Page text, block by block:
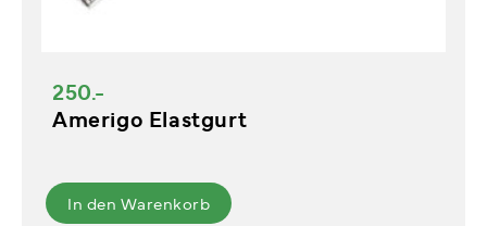
250.-
Amerigo Elastgurt
In den Warenkorb